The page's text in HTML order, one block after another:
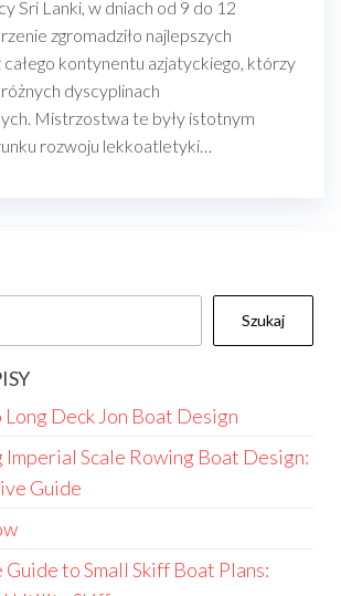
Sri Lanki, w dniach od 9 do 12
zgromadziło najlepszych
kontynentu azjatyckiego, którzy
dyscyplinach
Mistrzostwa te były istotnym
rozwoju lekkoatletyki…
Szukaj
Deck Jon Boat Design
Scale Rowing Boat Design:
Guide
to Small Skiff Boat Plans: